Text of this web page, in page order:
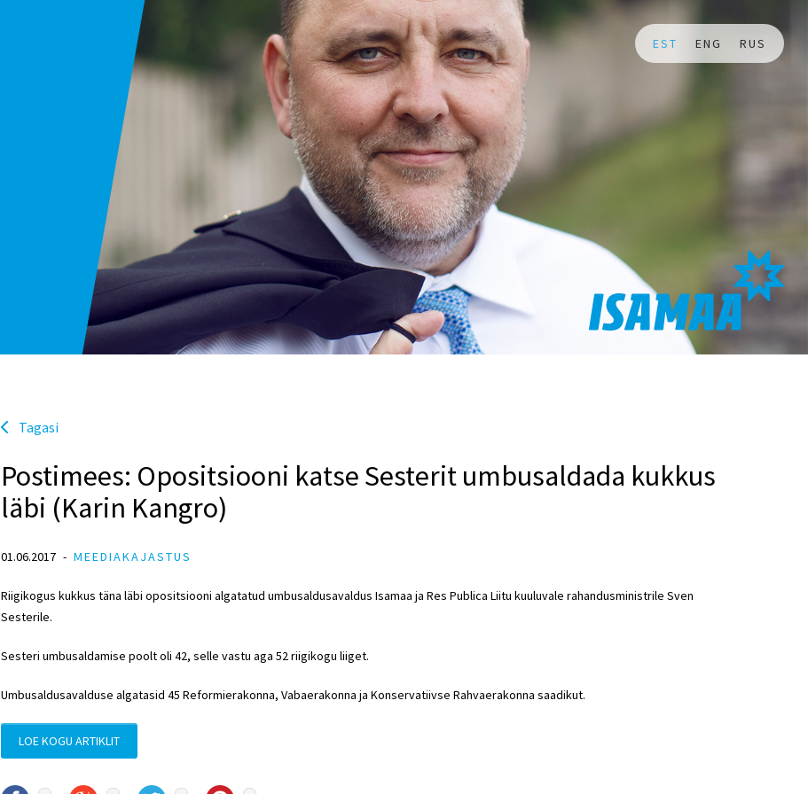
EST ENG RUS
Tagasi
Postimees: Opositsiooni katse Sesterit umbusaldada kukkus
läbi (Karin Kangro)
01.06.2017 MEEDIAKAJASTUS
Riigikogus kukkus täna läbi opositsiooni algatatud umbusaldusavaldus Isamaa ja Res Publica Liitu kuuluvale rahandusministrile Sven
Sesterile.
Sesteri umbusaldamise poolt oli 42, selle vastu aga 52 riigikogu liiget.
Umbusaldusavalduse algatasid 45 Reformierakonna, Vabaerakonna ja Konservatiivse Rahvaerakonna saadikut.
LOE KOGU ARTIKLIT